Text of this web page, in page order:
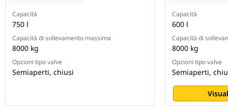
Capacità
750 l
Capacità di sollevamento massima
8000 kg
Opzioni tipo valve
Semiaperti, chiusi
Capacità
600 l
Capacità di
8000 kg
Opzioni tipo valve
Semiaperti,